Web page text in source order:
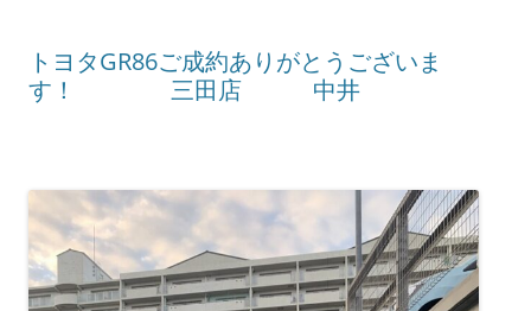
トヨタGR86ご成約ありがとうございま
す！ 三田店 中井